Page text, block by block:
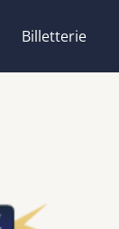
Billetterie